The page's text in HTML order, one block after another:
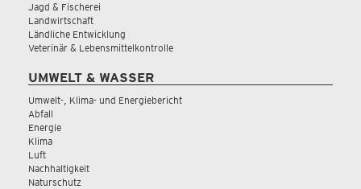
Jagd & Fischerei
Landwirtschaft
Ländliche Entwicklung
Veterinär & Lebensmittelkontrolle
UMWELT & WASSER
Umwelt-, Klima- und Energiebericht
Abfall
Energie
Klima
Luft
Nachhaltigkeit
Naturschutz